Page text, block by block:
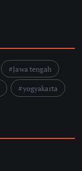
Jawa tengah
yogyakarta